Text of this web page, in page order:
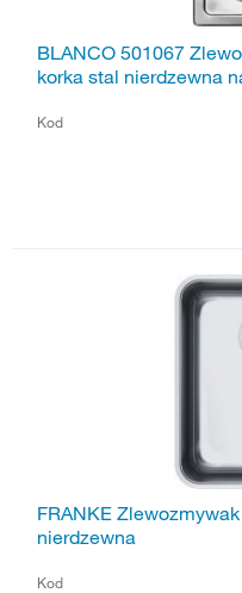
BLANCO 501067
korka stal nierdzewna
Kod
FRANKE
nierdzewna
Kod